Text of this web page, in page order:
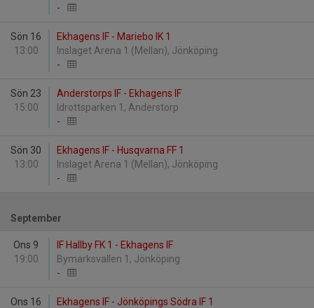
-
Sön 16
13:00
Ekhagens IF - Mariebo IK 1
Inslaget Arena 1 (Mellan), Jönköping
-
Sön 23
15:00
Anderstorps IF - Ekhagens IF
Idrottsparken 1, Anderstorp
-
Sön 30
13:00
Ekhagens IF - Husqvarna FF 1
Inslaget Arena 1 (Mellan), Jönköping
-
September
Ons 9
19:00
IF Hallby FK 1 - Ekhagens IF
Bymarksvallen 1, Jönköping
-
Ons 16
Ekhagens IF - Jönköpings Södra IF 1